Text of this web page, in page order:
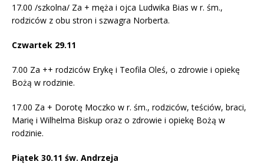
17.00 /szkolna/ Za + męża i ojca Ludwika Bias w r. śm.,
rodziców z obu stron i szwagra Norberta.
Czwartek 29.11
7.00 Za ++ rodziców Erykę i Teofila Oleś, o zdrowie i opiekę
Bożą w rodzinie.
17.00 Za + Dorotę Moczko w r. śm., rodziców, teściów, braci,
Marię i Wilhelma Biskup oraz o zdrowie i opiekę Bożą w
rodzinie.
Piątek 30.11 św. Andrzeja